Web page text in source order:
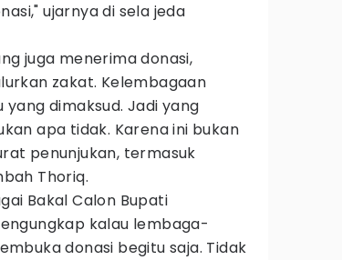
ujarnya di sela jeda
juga menerima donasi,
zakat. Kelembagaan
yang dimaksud. Jadi yang
apa tidak. Karena ini bukan
penunjukan, termasuk
Thoriq.
Bakal Calon Bupati
kalau lembaga-
donasi begitu saja. Tidak